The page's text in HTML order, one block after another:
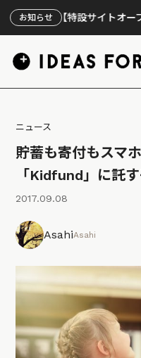
お知らせ
【特設サイトオープン】
ニュース
貯蓄も寄付もスマ
「Kidfund」に託
2017.09.08
AsahiAsahi